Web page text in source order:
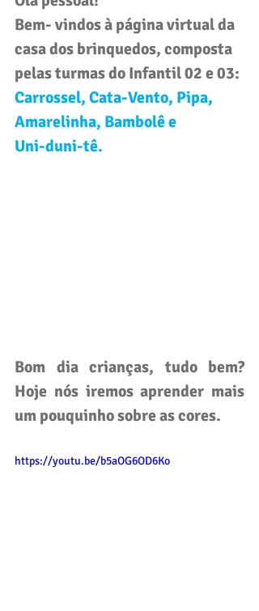
Bem- vindos à página virtual da
casa dos brinquedos, composta
pelas turmas do Infantil 02 e 03:
Carrossel, Cata-Vento, Pipa,
Amarelinha, Bambolê e
Uni-duni-tê.
Bom dia crianças, tudo bem?
Hoje nós iremos aprender mais
um pouquinho sobre as cores.
https://youtu.be/b5aOG6OD6Ko